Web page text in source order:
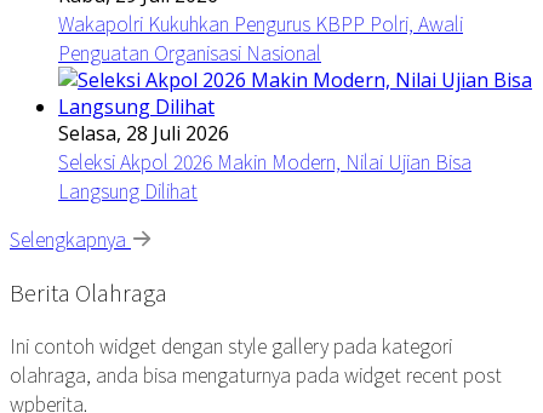
Wakapolri Kukuhkan Pengurus KBPP Polri, Awali
Penguatan Organisasi Nasional
Selasa, 28 Juli 2026
Seleksi Akpol 2026 Makin Modern, Nilai Ujian Bisa
Langsung Dilihat
Selengkapnya
Berita Olahraga
Ini contoh widget dengan style gallery pada kategori
olahraga, anda bisa mengaturnya pada widget recent post
wpberita.